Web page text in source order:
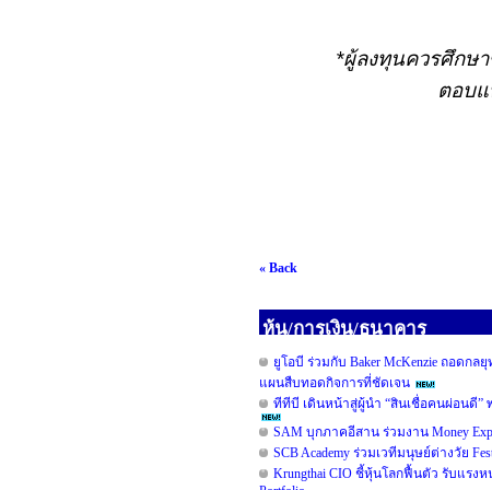
*ผู้ลงทุนควรศึกษ
ตอบ
« Back
หุ้น/การเงิน/ธนาคาร
ยูโอบี ร่วมกับ Baker McKenzie ถอดก
แผนสืบทอดกิจการที่ชัดเจน
ทีทีบี เดินหน้าสู่ผู้นำ “สินเชื่อคนผ่อนดี”
SAM บุกภาคอีสาน ร่วมงาน Money
SCB Academy ร่วมเวทีมนุษย์ต่างวัย
Krungthai CIO ชี้หุ้นโลกฟื้นตัว รับแรงห